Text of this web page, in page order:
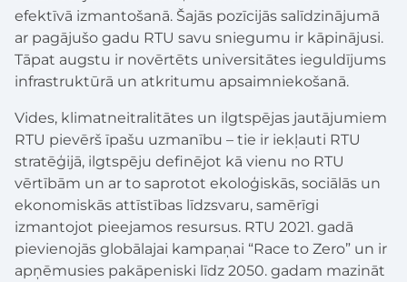
efektīvā izmantošanā. Šajās pozīcijās salīdzinājumā
ar pagājušo gadu RTU savu sniegumu ir kāpinājusi.
Tāpat augstu ir novērtēts universitātes ieguldījums
infrastruktūrā un atkritumu apsaimniekošanā.
Vides, klimatneitralitātes un ilgtspējas jautājumiem
RTU pievērš īpašu uzmanību – tie ir iekļauti RTU
stratēģijā, ilgtspēju definējot kā vienu no RTU
vērtībām un ar to saprotot ekoloģiskās, sociālās un
ekonomiskās attīstības līdzsvaru, samērīgi
izmantojot pieejamos resursus. RTU 2021. gadā
pievienojās globālajai kampaņai “Race to Zero” un ir
apņēmusies pakāpeniski līdz 2050. gadam mazināt